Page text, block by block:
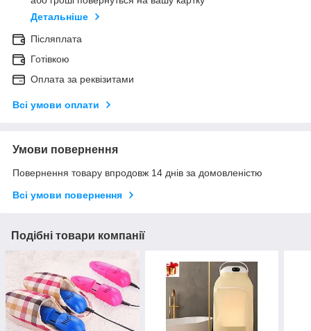
Детальніше
Післяплата
Готівкою
Оплата за реквізитами
Всі умови оплати
Умови повернення
Повернення товару впродовж 14 днів за домовленістю
Всі умови повернення
Подібні товари компанії